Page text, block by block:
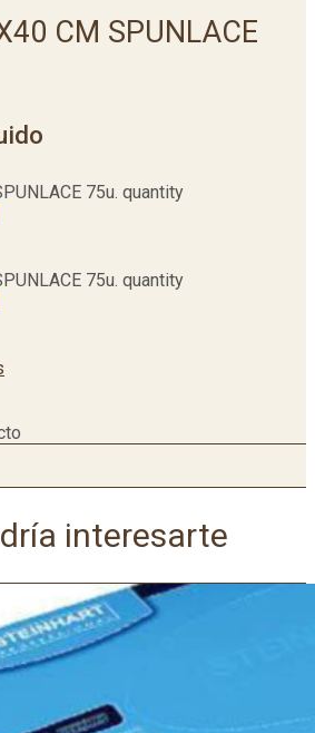
CM SPUNLACE
75u. quantity
75u. quantity
interesarte